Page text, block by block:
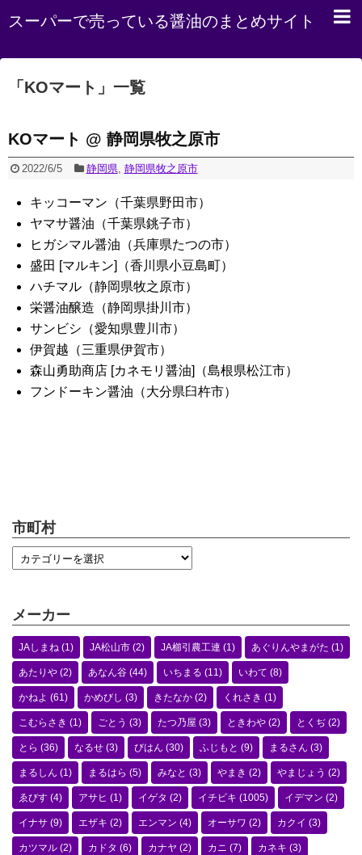
スーパーで売っている醤油のまとめサイト
「 KOマート 」 一覧
KOマート @ 静岡県牧之原市
2022/6/5 静岡県, 静岡県牧之原市
キッコーマン（千葉県野田市）
ヤマサ醤油（千葉県銚子市）
ヒガシマル醤油（兵庫県たつの市）
盛田 [マルキン]（香川県小豆島町）
ハチマル（静岡県牧之原市）
栄醤油醸造（静岡県掛川市）
サンビシ（愛知県豊川市）
伊賀越（三重県伊賀市）
森山勇助商店 [カネモリ醤油]（島根県松江市）
フンドーキン醤油（大分県臼杵市）
市町村
メーカー
JAしまね (1) JA松山市 (2) JA櫛引農工連 (1) あぐりんやまがた (1)
あたりや (2) あなん谷 (44) いちまる (11) いわて (8)
かねよ (61) かめびし (3) きたなか (2) くれさき (1)
こむらさき (1) ごとう (3) たつ乃屋 (3) ときわや (2) とくぢ (2)
とら (36) なるせ (3) びはん (30) ふじもと (9) まるさん (3)
まるしん (1) まるはら (5) みなと (3) やまき (2) やまじょう (2)
ゑびす (4) アサヒ (1) イゲタ (2) イチビキ (1005) イデマン (2)
イナサ (9) エザキ (2) エンマン (4) オーサワ (2) カクイ (3)
カツマル (2) カドタ (6) カナヤ (2) カニ (7) カネキ (3)